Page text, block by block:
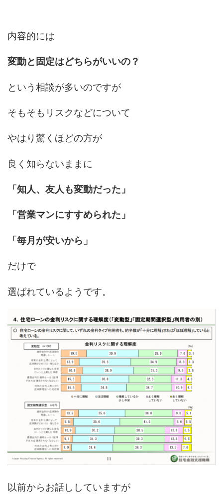
内容的には
変動と固定はどちらがいいの？
という相談が多いのですが
そもそもリスクなどについて
やはり驚くほどの方が
良く知らないままに
「知人、友人も変動だった」
「営業マンにすすめられた」
「毎月が安いから」
だけで
選ばれているようです。
以前からお話ししていますが